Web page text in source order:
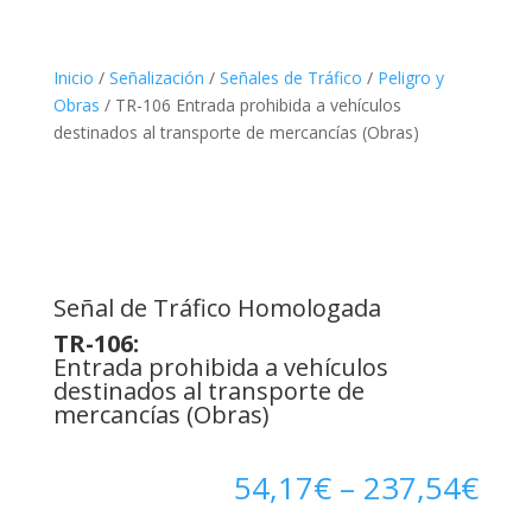
Inicio / Señalización / Señales de Tráfico / Peligro y
Obras / TR-106 Entrada prohibida a vehículos
destinados al transporte de mercancías (Obras)
Señal de Tráfico Homologada
TR-106:
Entrada prohibida a vehículos
destinados al transporte de
mercancías (Obras)
54,17€ – 237,54€